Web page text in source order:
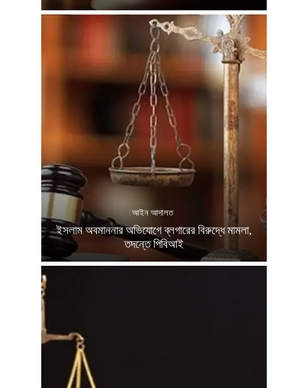
আইন আদালত
ইসলাম অবমাননার অভিযোগে ব্লগারের বিরুদ্ধে মামলা,
তদন্তে পিবিআই